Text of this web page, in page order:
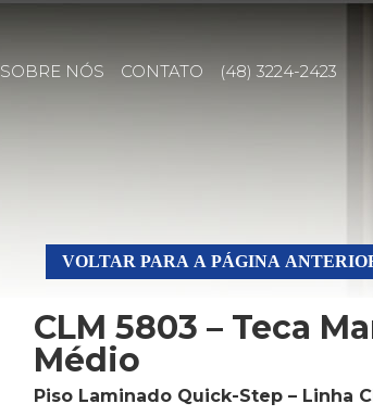
SOBRE NÓS CONTATO (48) 3224-2423
VOLTAR PARA A PÁGINA
CLM 5803 – Teca
Médio
Piso Laminado Quick-Step – Linha